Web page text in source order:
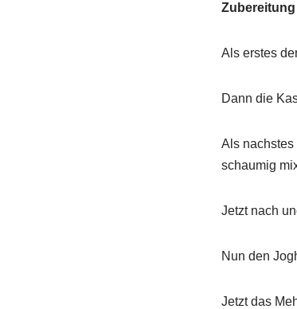
Zubereitung
Als erstes
Dann die
Als nachstes
schaumig
Jetzt nach
Nun den
Jetzt das